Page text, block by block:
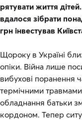
рятувати життя
вдалося зібрати
грн інвестував
Щороку в Україні
опіки. Війна лише
вибухові поранення
термічними
обладнання батьки
кордоном. Тепер